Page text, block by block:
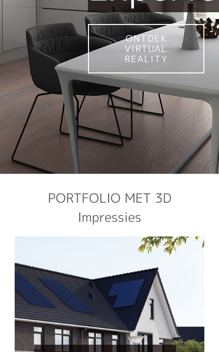
ONTDEK
VIRTUAL
REALITY
PORTFOLIO MET 3D
Impressies